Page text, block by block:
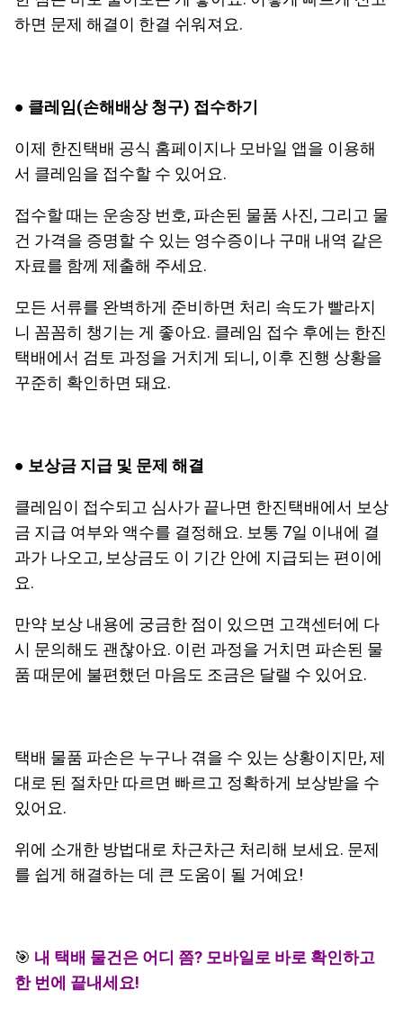
하면 문제 해결이 한결 쉬워져요.
● 클레임(손해배상 청구) 접수하기
이제 한진택배 공식 홈페이지나 모바일 앱을 이용해
서 클레임을 접수할 수 있어요.
접수할 때는 운송장 번호, 파손된 물품 사진, 그리고 물
건 가격을 증명할 수 있는 영수증이나 구매 내역 같은
자료를 함께 제출해 주세요.
모든 서류를 완벽하게 준비하면 처리 속도가 빨라지
니 꼼꼼히 챙기는 게 좋아요. 클레임 접수 후에는 한진
택배에서 검토 과정을 거치게 되니, 이후 진행 상황을
꾸준히 확인하면 돼요.
● 보상금 지급 및 문제 해결
클레임이 접수되고 심사가 끝나면 한진택배에서 보상
금 지급 여부와 액수를 결정해요. 보통 7일 이내에 결
과가 나오고, 보상금도 이 기간 안에 지급되는 편이에
요.
만약 보상 내용에 궁금한 점이 있으면 고객센터에 다
시 문의해도 괜찮아요. 이런 과정을 거치면 파손된 물
품 때문에 불편했던 마음도 조금은 달랠 수 있어요.
택배 물품 파손은 누구나 겪을 수 있는 상황이지만, 제
대로 된 절차만 따르면 빠르고 정확하게 보상받을 수
있어요.
위에 소개한 방법대로 차근차근 처리해 보세요. 문제
를 쉽게 해결하는 데 큰 도움이 될 거예요!
🎯 내 택배 물건은 어디 쯤? 모바일로 바로 확인하고
한 번에 끝내세요!